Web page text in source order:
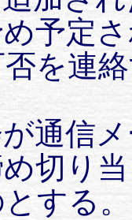
予定
を連
通信
切り
する。